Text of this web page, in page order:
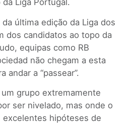
Liga Portugal.
última edição da Liga dos
dos candidatos ao topo da
equipas como RB
não chegam a esta
andar a “passear”.
grupo extremamente
ser nivelado, mas onde o
excelentes hipóteses de